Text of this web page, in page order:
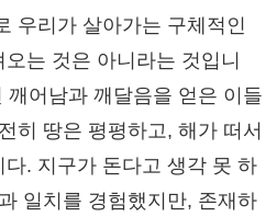
우리가 살아가는 구체적인
는 것은 아니라는 것입니
깨어남과 깨달음을 얻은 이들
히 땅은 평평하고, 해가 떠서
. 지구가 돈다고 생각 못 하
일치를 경험했지만, 존재하